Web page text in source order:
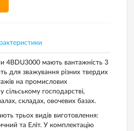
4BDU3000 мають вантажність 3
для зважування різних твердих
на промислових
сільському господарстві,
складах, овочевих базах.
трьох видів виготовлення:
та Еліт. У комплектацію